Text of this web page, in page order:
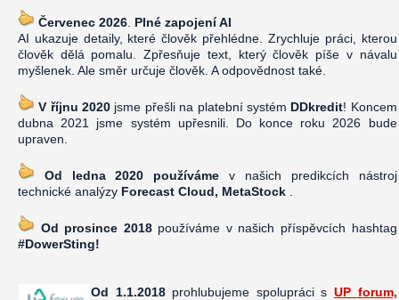
Červenec 2026 Plné zapojení AI
AI ukazuje detaily, které člověk přehlédne. Zrychluje práci, kterou
člověk dělá pomalu. Zpřesňuje text, který člověk píše v návalu
myšlenek. Ale směr určuje člověk. A odpovědnost také.
V říjnu 2020 jsme přešli na platební systém DDkredit! Koncem
dubna 2021 jsme systém upřesnili. Do konce roku 2026 bude
upraven.
Od ledna 2020 používáme v našich predikcích nástroj
technické analýzy Forecast Cloud, MetaStock
Od prosince 2018používáme v našich příspěvcích hashtag
#DowerSting!
Od 1.1.2018prohlubujeme spolupráci sUP forum,